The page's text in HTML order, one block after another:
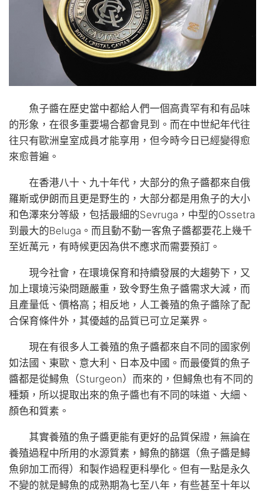
魚子醬在歷史當中都給人們一個高貴罕有和有品味
的形象，在很多重要場合都會見到。而在中世紀年代往
往只有歐洲皇室成員才能享用，但今時今日已經變得愈
來愈普遍。
在香港八十、九十年代，大部分的魚子醬都來自俄
羅斯或伊朗而且更是野生的，大部分都是用魚子的大小
和色澤來分等級，包括最細的Sevruga，中型的Ossetra
到最大的Beluga。而且動不動一客魚子醬都要花上幾千
至近萬元，有時候更因為供不應求而需要預訂。
現今社會，在環境保育和持續發展的大趨勢下，又
加上環境污染問題嚴重，致令野生魚子醬需求大減，而
且產量低、價格高；相反地，人工養殖的魚子醬除了配
合保育條件外，其優越的品質已可立足業界。
現在有很多人工養殖的魚子醬都來自不同的國家例
如法國、東歐、意大利、日本及中國。而最優質的魚子
醬都是從鱘魚（Sturgeon）而來的，但鱘魚也有不同的
種類，所以提取出來的魚子醬也有不同的味道、大細、
顏色和質素。
其實養殖的魚子醬更能有更好的品質保證，無論在
養殖過程中所用的水源質素，鱘魚的篩選（魚子醬是鱘
魚卵加工而得）和製作過程更科學化。但有一點是永久
不變的就是鱘魚的成熟期為七至八年，有些甚至十年以